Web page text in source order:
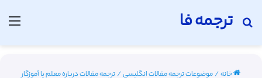
ترجمه فا
جستجو برای
خانه/موضوعات ترجمه مقالات انگلیسی/ترجمه مقالات درباره معلم یا آموزگار